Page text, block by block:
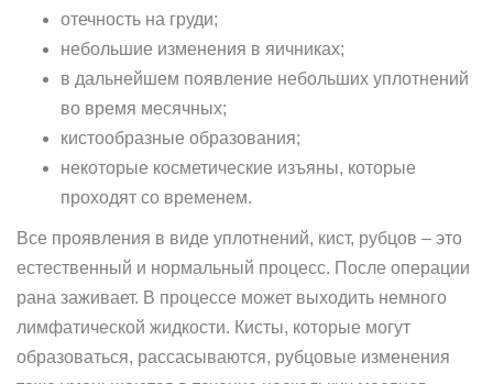
отечность на груди;
небольшие изменения в яичниках;
в дальнейшем появление небольших уплотнений
во время месячных;
кистообразные образования;
некоторые косметические изъяны, которые
проходят со временем.
Все проявления в виде уплотнений, кист, рубцов – это
естественный и нормальный процесс. После операции
рана заживает. В процессе может выходить немного
лимфатической жидкости. Кисты, которые могут
образоваться, рассасываются, рубцовые изменения